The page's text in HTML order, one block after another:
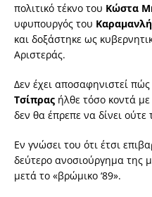
πολιτικό τέκνο του Κώστα
υφυπουργός του
και δοξάστηκε ως
Αριστεράς.
Δεν έχει αποσαφηνιστεί
Τσίπρας ήλθε τόσο κοντά
δεν θα έπρεπε να δίνει ούτε
Εν γνώσει του ότι έτσι
δεύτερο ανοσιούργημα της
μετά το «βρώμικο ‘89».